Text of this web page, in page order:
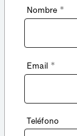
Nombre *
Email *
Teléfono